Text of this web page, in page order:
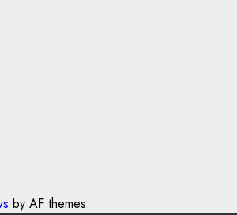
by AF themes.